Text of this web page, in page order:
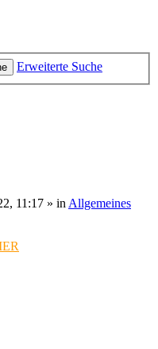
Erweiterte Suche
11:17 » in Allgemeines